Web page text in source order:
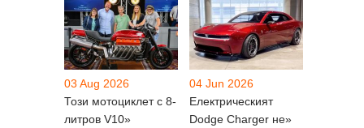
03 Aug 2026
Този мотоциклет с 8-
литров V10»
04 Jun 2026
Електрическият
Dodge Charger не»